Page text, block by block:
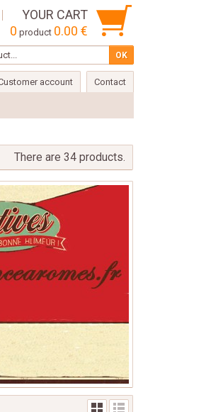
YOUR CART
0 product 0.00 €
account Contact
There are 34 products.